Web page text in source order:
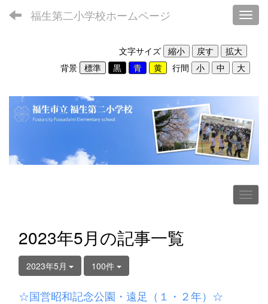
福生第二小学校ホームページ
文字サイズ
背景
行間
2023年5月の記事一覧
2023年5月 100件
☆国営昭和記念公園・遠足（１・２年）☆